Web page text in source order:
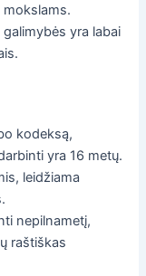
mokslams.
yra labai
kodeksą,
yra 16 metų.
leidžiama
nepilnametį,
raštiškas